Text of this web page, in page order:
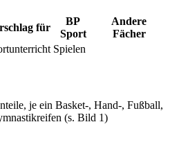
für
BP
Sport
Andere
Fächer
Spielen
je ein Basket-, Hand-, Fußball,
(s. Bild 1)